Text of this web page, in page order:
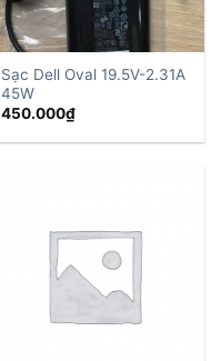
Sạc Dell Oval 19.5V-2.31A
45W
450.000₫